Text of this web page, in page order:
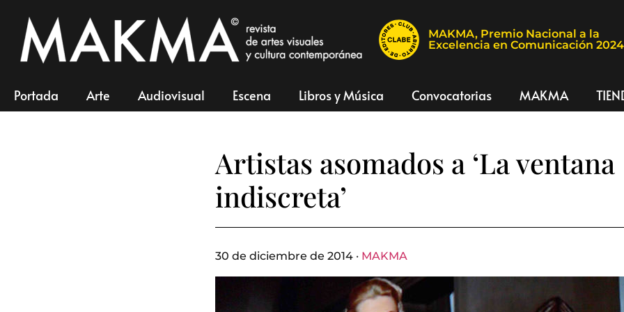
MAKMA, Premio Nacional a la
Excelencia en Comunicación 2024
Portada Arte Audiovisual Escena Libros y Música Convocatorias MAKMA
Artistas asomados a ‘La ventana
indiscreta’
30 de diciembre de 2014 · MAKMA